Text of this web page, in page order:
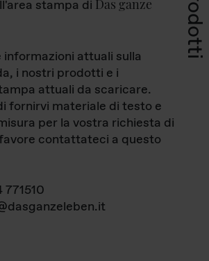
Prodotti
stampa di Das ganze
attuali sulla
i nostri prodotti e i
attuali da scaricare.
fornirvi materiale di testo e
per la vostra richiesta di
contattateci a questo